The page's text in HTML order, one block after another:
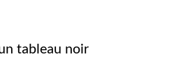
tableau noir